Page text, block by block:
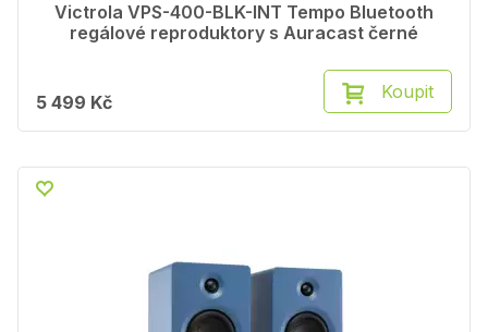
Victrola VPS-400-BLK-INT Tempo Bluetooth
regálové reproduktory s Auracast černé
5 499 Kč Koupit